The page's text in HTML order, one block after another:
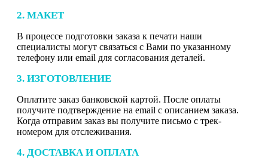
2. МАКЕТ
В процессе подготовки заказа к печати наши
специалисты могут связаться с Вами по указанному
телефону или email для согласования деталей.
3. ИЗГОТОВЛЕНИЕ
Оплатите заказ банковской картой. После оплаты
получите подтверждение на email с описанием заказа.
Когда отправим заказ вы получите письмо с трек-
номером для отслеживания.
4. ДОСТАВКА И ОПЛАТА